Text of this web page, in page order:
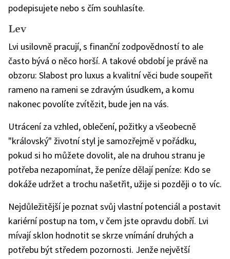
podepisujete nebo s čím souhlasíte.
Lev
Lvi usilovně pracují, s finanční zodpovědností to ale
často bývá o něco horší. A takové období je právě na
obzoru: Slabost pro luxus a kvalitní věci bude soupeřit
rameno na rameni se zdravým úsudkem, a komu
nakonec povolíte zvítězit, bude jen na vás.
Utrácení za vzhled, oblečení, požitky a všeobecně
"královský" životní styl je samozřejmě v pořádku,
pokud si ho můžete dovolit, ale na druhou stranu je
potřeba nezapomínat, že peníze dělají peníze: Kdo se
dokáže udržet a trochu našetřit, užije si později o to víc.
Nejdůležitější je poznat svůj vlastní potenciál a postavit
kariérní postup na tom, v čem jste opravdu dobří. Lvi
mívají sklon hodnotit se skrze vnímání druhých a
potřebu být středem pozornosti. Jenže největší